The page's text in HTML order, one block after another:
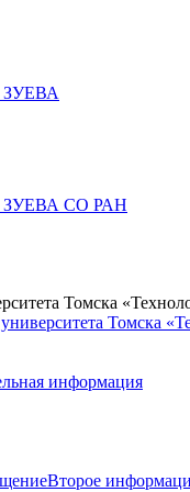
ЗУЕВА СО РАН
Томска
Томска
информация
Второе